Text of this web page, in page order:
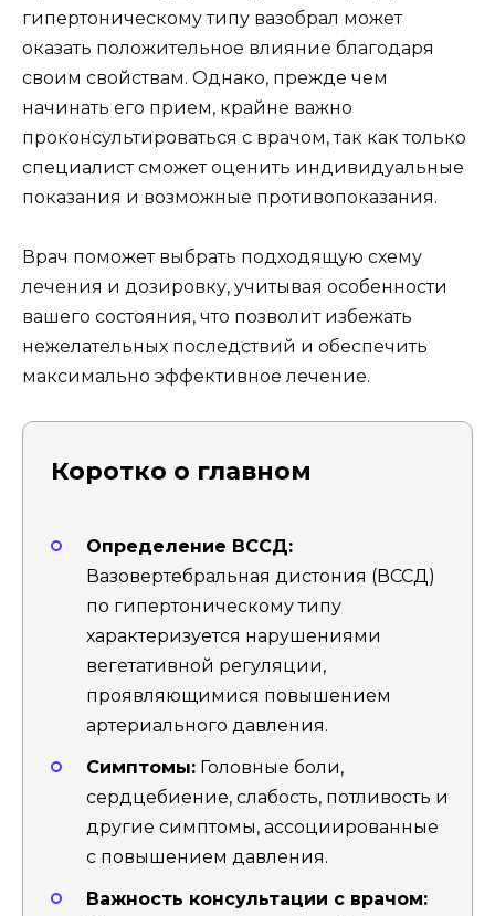
гипертоническому типу вазобрал может
оказать положительное влияние благодаря
своим свойствам. Однако, прежде чем
начинать его прием, крайне важно
проконсультироваться с врачом, так как только
специалист сможет оценить индивидуальные
показания и возможные противопоказания.
Врач поможет выбрать подходящую схему
лечения и дозировку, учитывая особенности
вашего состояния, что позволит избежать
нежелательных последствий и обеспечить
максимально эффективное лечение.
Коротко о главном
Определение ВССД:
Вазовертебральная дистония (ВССД)
по гипертоническому типу
характеризуется нарушениями
вегетативной регуляции,
проявляющимися повышением
артериального давления.
Симптомы: Головные боли,
сердцебиение, слабость, потливость и
другие симптомы, ассоциированные
с повышением давления.
Важность консультации с врачом: